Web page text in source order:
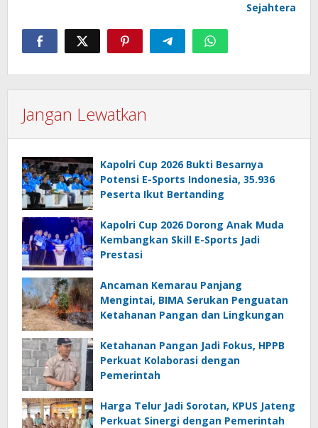
Sejahtera
Jangan Lewatkan
Kapolri Cup 2026 Bukti Besarnya
Potensi E-Sports Indonesia, 35.936
Peserta Ikut Bertanding
Kapolri Cup 2026 Dorong Anak Muda
Kembangkan Skill E-Sports Jadi
Prestasi
Ancaman Kemarau Panjang
Mengintai, BIMA Serukan Penguatan
Ketahanan Pangan dan Lingkungan
Ketahanan Pangan Jadi Fokus, HPPB
Perkuat Kolaborasi dengan
Pemerintah
Harga Telur Jadi Sorotan, KPUS Jateng
Perkuat Sinergi dengan Pemerintah